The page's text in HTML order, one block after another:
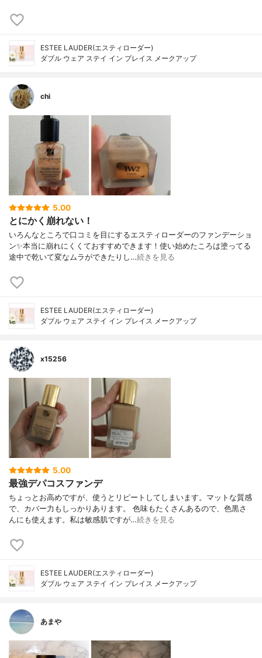
ESTEE LAUDER(エスティローダー)
ダブル ウェア ステイ イン プレイス メークアップ
chi
5.00
とにかく崩れない！
いろんなところで口コミを目にするエスティローダーのファンデーショ
ン✨本当に崩れにくくておすすめできます！使い始めたころは塗ってる
途中で乾いて変なムラができたりし…続きを見る
ESTEE LAUDER(エスティローダー)
ダブル ウェア ステイ イン プレイス メークアップ
x15256
5.00
最強デパコスファンデ
ちょっとお高めですが、使うとリピートしてしまいます。マットな質感
で、カバー力もしっかりあります。 色味もたくさんあるので、色黒さ
んにも使えます。私は敏感肌ですが…続きを見る
ESTEE LAUDER(エスティローダー)
ダブル ウェア ステイ イン プレイス メークアップ
あまや